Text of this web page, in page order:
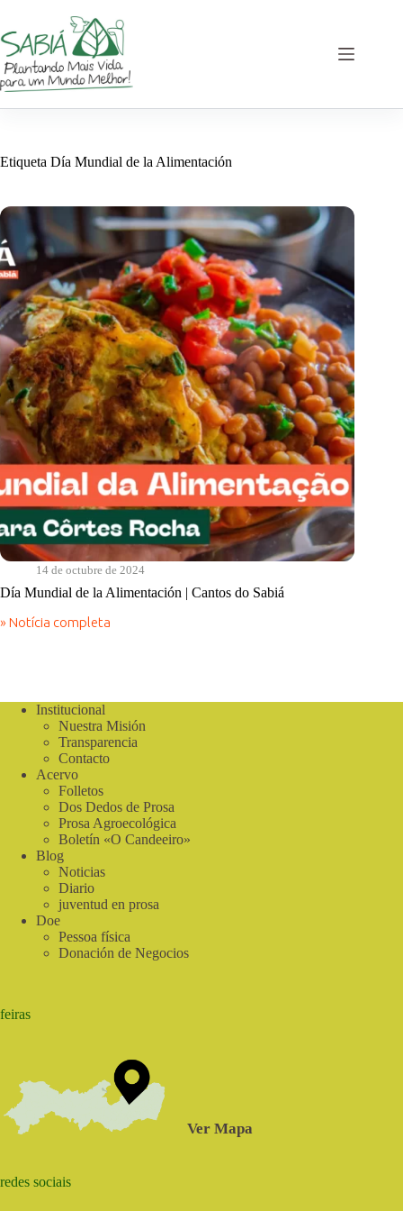
contenido
Etiqueta Día Mundial de la Alimentación
14 de octubre de 2024
Día Mundial de la Alimentación | Cantos do Sabiá
» Notícia completa
Día
|
Institucional
Nuestra Misión
Transparencia
Contacto
Acervo
Folletos
Dos Dedos de Prosa
Prosa Agroecológica
Boletín «O Candeeiro»
Blog
Noticias
Diario
juventud en prosa
Doe
Pessoa física
Donación de Negocios
feiras
Ver Mapa
redes sociais